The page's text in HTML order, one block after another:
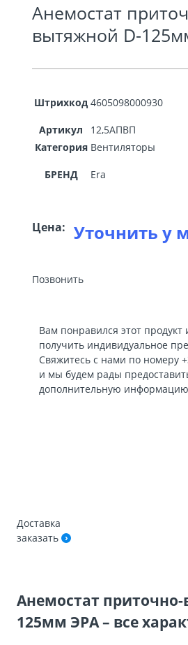
Анемостат
вытяжной D-
Штрихкод 4605098000930
Артикул
12,5АПВП
Категория Вентиляторы
БРЕНД Era
Цена: Уточнить у
Позвонить
Вам понравился этот продукт
получить индивидуальное
Свяжитесь с нами по номеру
и мы будем рады
дополнительную
Доставка
заказать
Анемостат
125мм ЭРА – все